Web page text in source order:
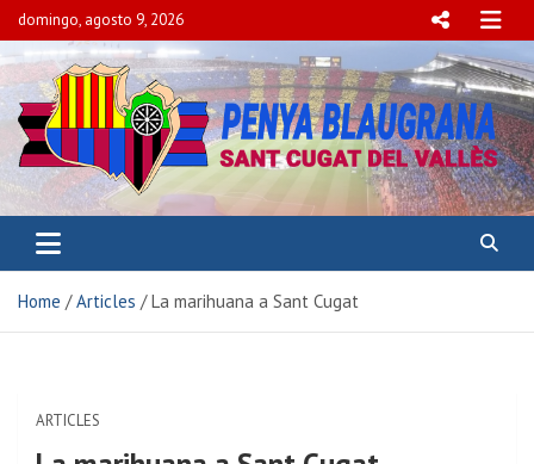
domingo, agosto 9, 2026
PENYA BLAUGRANA
SANT CUGAT DEL VALLÈS
Home Articles La marihuana a Sant Cugat
ARTICLES